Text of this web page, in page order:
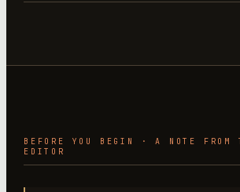
BEFORE YOU BEGIN · A NOTE FROM
EDITOR